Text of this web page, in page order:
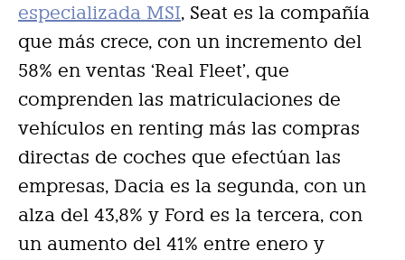
especializada MSI, Seat es la compañía
que más crece, con un incremento del
58% en ventas ‘Real Fleet’, que
comprenden las matriculaciones de
vehículos en renting más las compras
directas de coches que efectúan las
empresas, Dacia es la segunda, con un
alza del 43,8% y Ford es la tercera, con
un aumento del 41% entre enero y